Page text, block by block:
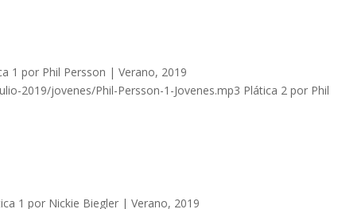
1 por Phil Persson | Verano, 2019
2019/jovenes/Phil-Persson-1-Jovenes.mp3 Plática 2 por Phil
1 por Nickie Biegler | Verano, 2019